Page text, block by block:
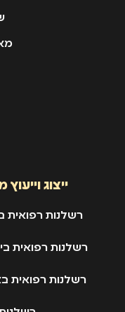
ייצוג
רשלנות רפואית
רשלנות רפואית
רשלנות רפואית